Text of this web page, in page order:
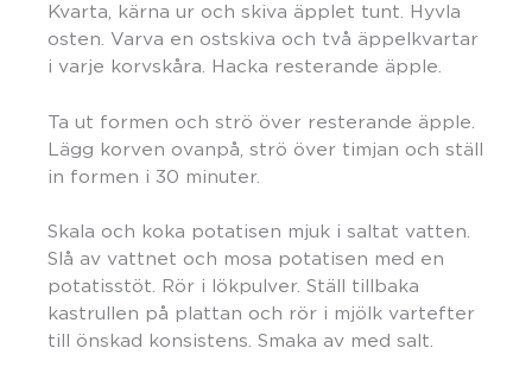
Kvarta, kärna ur och skiva äpplet tunt. Hyvla
osten. Varva en ostskiva och två äppelkvartar
i varje korvskåra. Hacka resterande äpple.
Ta ut formen och strö över resterande äpple.
Lägg korven ovanpå, strö över timjan och ställ
in formen i 30 minuter.
Skala och koka potatisen mjuk i saltat vatten.
Slå av vattnet och mosa potatisen med en
potatisstöt. Rör i lökpulver. Ställ tillbaka
kastrullen på plattan och rör i mjölk vartefter
till önskad konsistens. Smaka av med salt.